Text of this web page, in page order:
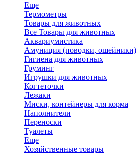
Еще
Термометры
Товары для животных
Все Товары для животных
Аквариумистика
Амуниция (поводки, ошейники)
Гигиена для животных
Груминг
Игрушки для животных
Когтеточки
Лежаки
Миски, контейнеры для корма
Наполнители
Переноски
Туалеты
Еще
Хозяйственные товары